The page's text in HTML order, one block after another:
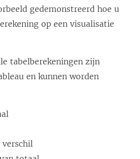
gedemonstreerd hoe u
op een visualisatie
tabelberekeningen zijn
en kunnen worden
verschil